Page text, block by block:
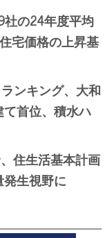
社の24年度平均
宅価格の上昇基
ンキング、大和
首位、積水ハ
住生活基本計画
生視野に